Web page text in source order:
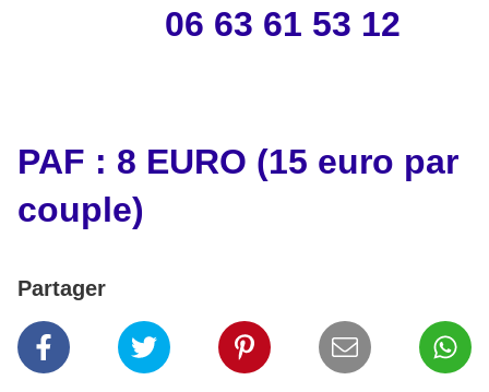
06 63 61 53 12
PAF : 8 EURO (15 euro par
couple)
Partager